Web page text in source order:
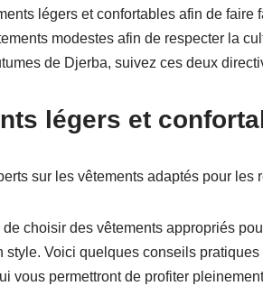
légers et confortables afin de
modestes afin de respecter la
de Djerba, suivez ces deux
légers et
sur les vêtements adaptés pour les
de choisir des vêtements appropriés
style. Voici quelques conseils
vous permettront de profiter